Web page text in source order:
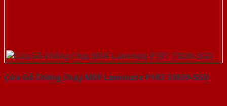
Cửa Gỗ Chống Cháy MDF Laminate P1R2 23029-SGD